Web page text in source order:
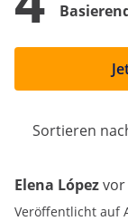
Sortieren
Elena Lópezvor
Veröffentlicht auf